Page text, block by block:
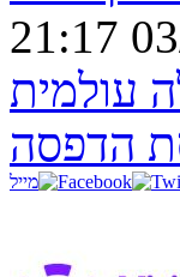
עולמית
הדפסה
מייל